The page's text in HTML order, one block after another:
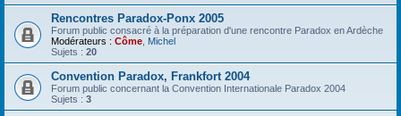
r
Rencontres Paradox-Ponx 2005
Forum public consacré à la préparation d'une rencontre Paradox en Ardèche
Modérateurs : Côme Michel
Sujets : 20
Convention Paradox, Frankfort 2004
Forum public concernant la Convention Internationale Paradox 2004
Sujets : 3